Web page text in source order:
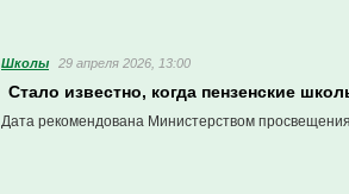
Школы 29 апреля 2026, 13:00
Стало известно, когда пензенские
Дата рекомендована Министерством